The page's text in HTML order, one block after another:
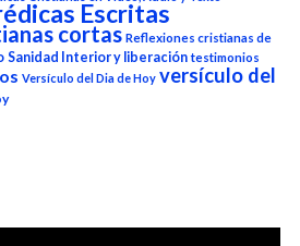
Escritas
cortas Reflexiones cristianas de
Sanidad Interior y liberación testimonios
Versículo del Dia de Hoy versículo del